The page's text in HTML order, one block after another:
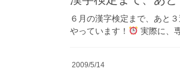
６月の漢字検定まで、あと
やっています！
実際に、
2009/5/14